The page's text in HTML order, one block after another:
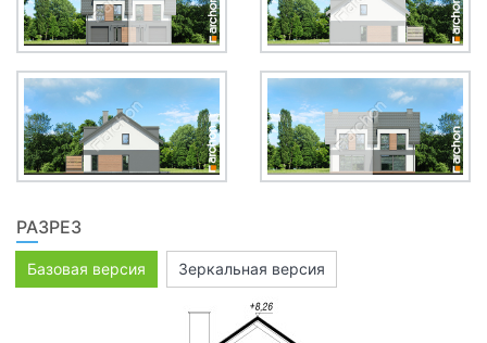
РАЗРЕЗ
Базовая версия Зеркальная версия